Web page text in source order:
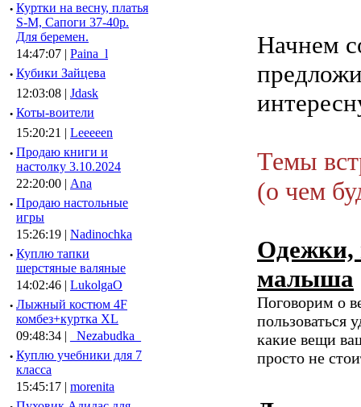
· Куртки на весну, платья
S-M, Сапоги 37-40р.
Для беремен.
14:47:07 | Paina_l
· Кубики Зайцева
12:03:08 | Jdask
· Коты-воители
15:20:21 | Leeeeen
· Продаю книги и
настолку 3.10.2024
22:20:00 | Ana
· Продаю настольные
игры
15:26:19 | Nadinochka
· Куплю тапки
шерстяные валяные
14:02:46 | LukolgaO
· Лыжный костюм 4F
комбез+куртка XL
09:48:34 |
_Nezabudka_
· Куплю учебники для 7
класса
15:45:17 | morenita
Начнем
Темы
(о чем
Одежки,
малыша
Поговорим о
пользоваться
какие вещи
просто не